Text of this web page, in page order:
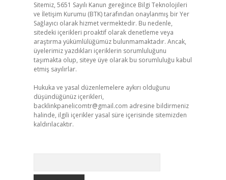
Sitemiz, 5651 Sayılı Kanun gereğince Bilgi Teknolojileri
ve İletişim Kurumu (BTK) tarafından onaylanmış bir Yer
Sağlayıcı olarak hizmet vermektedir. Bu nedenle,
sitedeki içerikleri proaktif olarak denetleme veya
araştırma yükümlülüğümüz bulunmamaktadır. Ancak,
üyelerimiz yazdıkları içeriklerin sorumluluğunu
taşımakta olup, siteye üye olarak bu sorumluluğu kabul
etmiş sayılırlar.
Hukuka ve yasal düzenlemelere aykırı olduğunu
düşündüğünüz içerikleri,
backlinkpanelicomtr@gmail.com adresine bildirmeniz
halinde, ilgili içerikler yasal süre içerisinde sitemizden
kaldırılacaktır.